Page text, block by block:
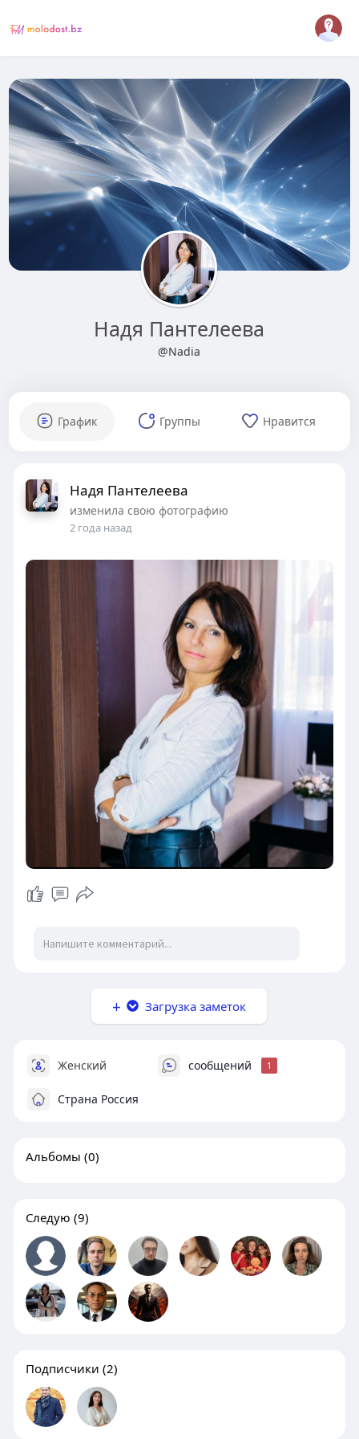
Надя Пантелеева
@Nadia
График Группы Нравится
Надя Пантелеева
изменила свою фотографию
2 года назад
Загрузка заметок
Женский сообщений 1
Страна Россия
Альбомы (0)
Следую (9)
Подписчики (2)